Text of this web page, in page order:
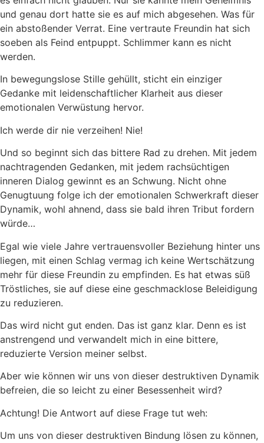
und genau dort hatte sie es auf mich abgesehen. Was für
ein abstoßender Verrat. Eine vertraute Freundin hat sich
soeben als Feind entpuppt. Schlimmer kann es nicht
werden.
In bewegungslose Stille gehüllt, sticht ein einziger
Gedanke mit leidenschaftlicher Klarheit aus dieser
emotionalen Verwüstung hervor.
Ich werde dir nie verzeihen! Nie!
Und so beginnt sich das bittere Rad zu drehen. Mit jedem
nachtragenden Gedanken, mit jedem rachsüchtigen
inneren Dialog gewinnt es an Schwung. Nicht ohne
Genugtuung folge ich der emotionalen Schwerkraft dieser
Dynamik, wohl ahnend, dass sie bald ihren Tribut fordern
würde…
Egal wie viele Jahre vertrauensvoller Beziehung hinter uns
liegen, mit einen Schlag vermag ich keine Wertschätzung
mehr für diese Freundin zu empfinden. Es hat etwas süß
Tröstliches, sie auf diese eine geschmacklose Beleidigung
zu reduzieren.
Das wird nicht gut enden. Das ist ganz klar. Denn es ist
anstrengend und verwandelt mich in eine bittere,
reduzierte Version meiner selbst.
Aber wie können wir uns von dieser destruktiven Dynamik
befreien, die so leicht zu einer Besessenheit wird?
Achtung! Die Antwort auf diese Frage tut weh:
Um uns von dieser destruktiven Bindung lösen zu können,